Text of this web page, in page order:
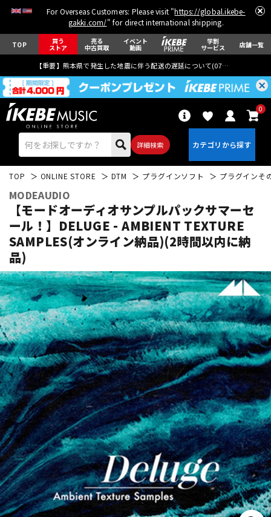
For Overseas Customers: Please visit "https://global.ikebe-
gakki.com/" for direct international shipping.
TOP 買う
ストア
売る
中古買取
イベント
動画
学割
サービス 店舗一覧
【重要】熊本県で発生した地震に伴う配送の遅延について(07月29日
詳細検索
0
エレキギター アコギ/エレアコ
ベース ウクレレ
ドラム パーカッション
キーボード 電子ピアノ
管楽器 その他楽器
アンプ エフェクター
DJ機器 DTM
TOP ONLINE STORE DTM プラグインソフト プラグインそ
MODEAUDIO
【モードオーディオサンプルパックサマーセ
ール！】DELUGE - AMBIENT TEXTURE
SAMPLES(オンライン納品)(2時間以内に納
品)